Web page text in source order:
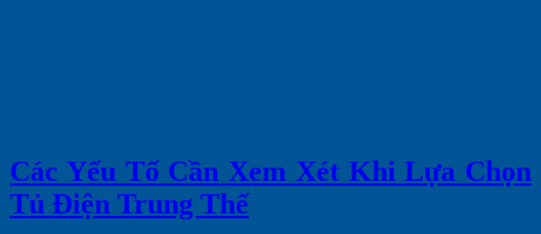
Các Yếu Tố Cần Xem Xét Khi Lựa Chọn
Tủ Điện Trung Thế